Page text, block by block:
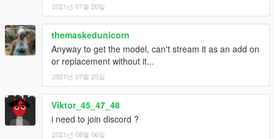
2021년 07월 20일
themaskedunicorn
Anyway to get the model, can't stream it as an add on
or replacement without it...
2021년 07월 25일
Viktor_45_47_48
i need to join discord ?
2021년 08월 06일